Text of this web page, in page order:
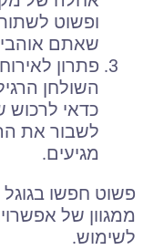
ופשוט
שאתם
פתרון לאירוח
השולחן
כדאי לרכוש
לשבור את
מגיעים.
פשוט חפשו
ממגוון של
לשימוש.